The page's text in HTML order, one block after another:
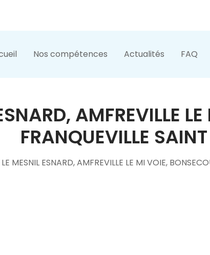
Nos compétences Actualités FAQ
AMFREVILLE
FRANQUEVILLE SAINT
MESNIL ESNARD, AMFREVILLE LE MI VOIE,